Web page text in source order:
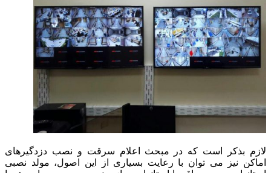
بذکر است که در مبحث اعلام سرقت و نصب دزدگیرهای
نیز می توان با رعایت بسیاری از این اصول، مولد نصبی